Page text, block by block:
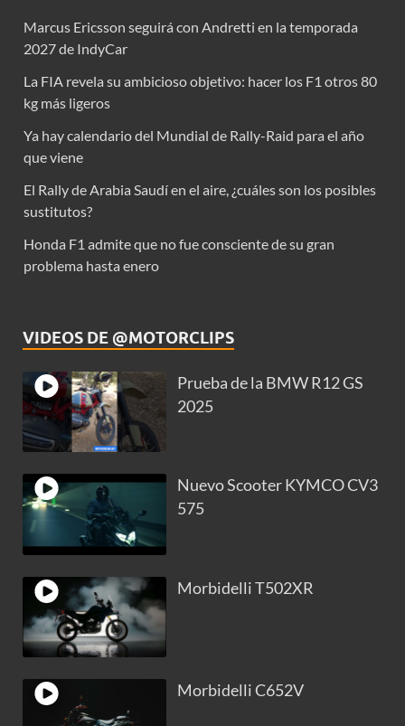
Marcus Ericsson seguirá con Andretti en la temporada
2027 de IndyCar
La FIA revela su ambicioso objetivo: hacer los F1 otros 80
kg más ligeros
Ya hay calendario del Mundial de Rally-Raid para el año
que viene
El Rally de Arabia Saudí en el aire, ¿cuáles son los posibles
sustitutos?
Honda F1 admite que no fue consciente de su gran
problema hasta enero
VIDEOS DE @MOTORCLIPS
Prueba de la BMW R12 GS
2025
Nuevo Scooter KYMCO CV3
575
Morbidelli T502XR
Morbidelli C652V